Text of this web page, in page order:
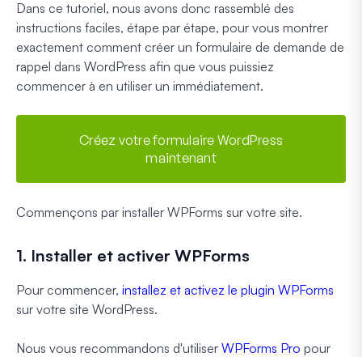
Dans ce tutoriel, nous avons donc rassemblé des
instructions faciles, étape par étape, pour vous montrer
exactement comment créer un formulaire de demande de
rappel dans WordPress afin que vous puissiez
commencer à en utiliser un immédiatement.
Créez votre formulaire WordPress
maintenant
Commençons par installer WPForms sur votre site.
1. Installer et activer WPForms
Pour commencer, installez et activez le plugin WPForms
sur votre site WordPress.
Nous vous recommandons d'utiliser WPForms Pro pour